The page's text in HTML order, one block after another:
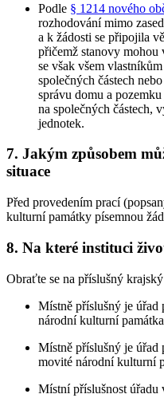
Podle § 1214 nového
rozhodování mimo
a k žádosti se připojila
přičemž stanovy mohou
se však všem
společných částech
správu domu a
na společných částech,
jednotek.
7. Jakým způsobem
situace
Před provedením prací
kulturní památky písemnou
8. Na které instituci
Obraťte se na příslušný
Místně příslušný je úřad
národní kulturní
Místně příslušný je úřad
movité národní kulturní
Místní příslušnost úřadu